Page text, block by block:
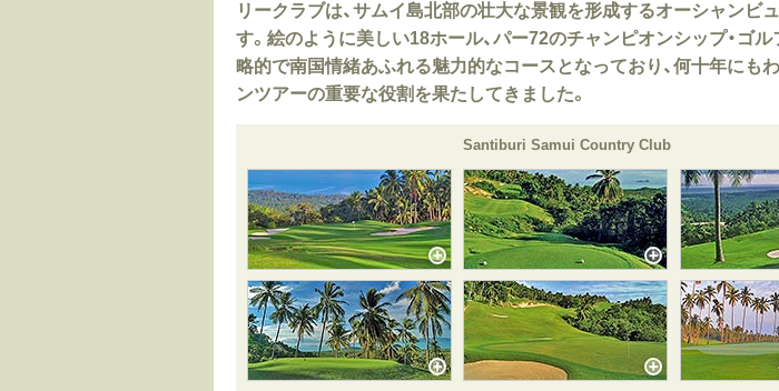
リークラブは、サムイ島北部の壮大な景観を形成するオーシャンビ
す。絵のように美しい18ホール、パー72のチャンピオンシップ・ゴル
略的で南国情緒あふれる魅力的なコースとなっており、何十年にも
ンツアーの重要な役割を果たしてきました。
Santiburi Samui Country Club